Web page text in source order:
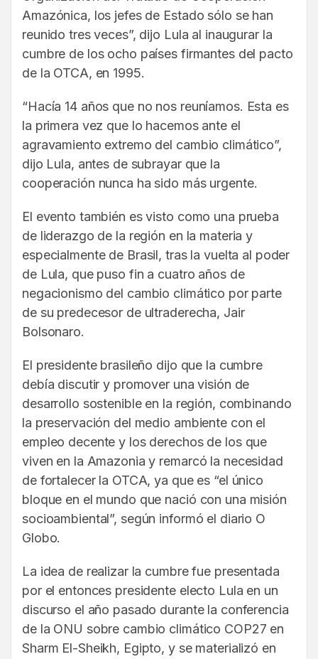
Amazónica, los jefes de Estado sólo se han
reunido tres veces”, dijo Lula al inaugurar la
cumbre de los ocho países firmantes del pacto
de la OTCA, en 1995.
“Hacía 14 años que no nos reuníamos. Esta es
la primera vez que lo hacemos ante el
agravamiento extremo del cambio climático”,
dijo Lula, antes de subrayar que la
cooperación nunca ha sido más urgente.
El evento también es visto como una prueba
de liderazgo de la región en la materia y
especialmente de Brasil, tras la vuelta al poder
de Lula, que puso fin a cuatro años de
negacionismo del cambio climático por parte
de su predecesor de ultraderecha, Jair
Bolsonaro.
El presidente brasileño dijo que la cumbre
debía discutir y promover una visión de
desarrollo sostenible en la región, combinando
la preservación del medio ambiente con el
empleo decente y los derechos de los que
viven en la Amazonia y remarcó la necesidad
de fortalecer la OTCA, ya que es “el único
bloque en el mundo que nació con una misión
socioambiental”, según informó el diario O
Globo.
La idea de realizar la cumbre fue presentada
por el entonces presidente electo Lula en un
discurso el año pasado durante la conferencia
de la ONU sobre cambio climático COP27 en
Sharm El-Sheikh, Egipto, y se materializó en